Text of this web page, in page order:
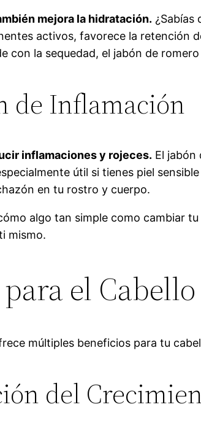
mejora la hidratación. ¿Sabías
activos, favorece la retención
con la sequedad, el jabón de
de Inflamación
inflamaciones y rojeces. El
útil si tienes piel
en tu rostro y cuerpo.
algo tan simple como cambiar
mismo.
el Cabello
múltiples beneficios para tu
del